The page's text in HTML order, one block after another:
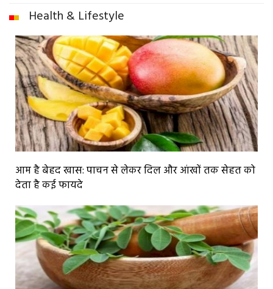
Health & Lifestyle
आम है बेहद खास: पाचन से लेकर दिल और आंखों तक सेहत को
देता है कई फायदे